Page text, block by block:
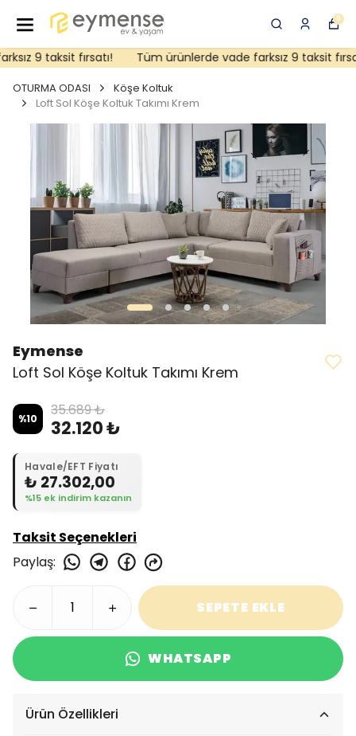
0
9 taksit fırsatı! Tüm ürünlerde vade farksız 9 taksit
OTURMA ODASI
Köşe Koltuk
Loft Sol Köşe Koltuk Takımı Krem
Eymense
Loft Sol Köşe Koltuk Takımı Krem
%10 35.689 ₺
32.120 ₺
Havale/EFT Fiyatı
₺ 27.302,00
%15 ek indirim kazanın
Taksit Seçenekleri
Paylaş:
SEPETE EKLE
WHATSAPP
Ürün Özellikleri